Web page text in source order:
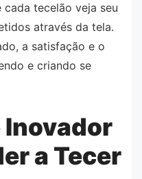
tecelão veja seu
através da tela.
a satisfação e o
e criando se
Inovador
a Tecer